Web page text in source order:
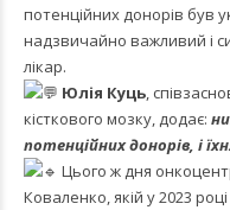
потенційних донорів був
надзвичайно важливий і
лікар.
Юлія Куць ,
кісткового мозку, додає:
потенційних донорів, і
Цього ж дня
Коваленко, якій у 2023